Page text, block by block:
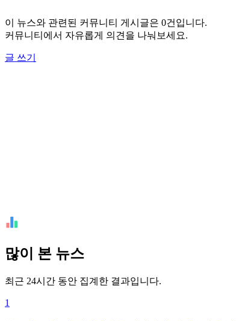
이 뉴스와 관련된 커뮤니티 게시글은 0건입니다.
커뮤니티에서 자유롭게 의견을 나눠보세요.
글 쓰기
많이 본 뉴스
최근 24시간 동안 집계한 결과입니다.
1